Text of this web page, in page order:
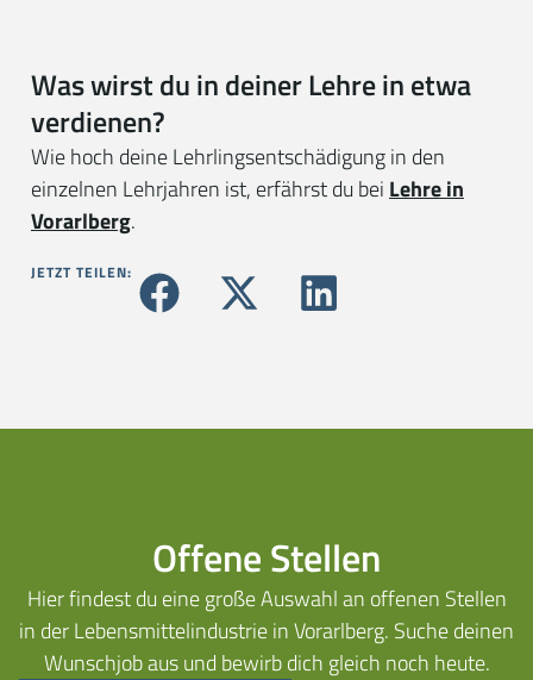
Was wirst du in deiner Lehre in etwa
verdienen?
Wie hoch deine Lehrlingsentschädigung in den
einzelnen Lehrjahren ist, erfährst du bei Lehre in
Vorarlberg.
JETZT TEILEN:
Offene Stellen
Hier findest du eine große Auswahl an offenen Stellen
in der Lebensmittelindustrie in Vorarlberg. Suche deinen
Wunschjob aus und bewirb dich gleich noch heute.